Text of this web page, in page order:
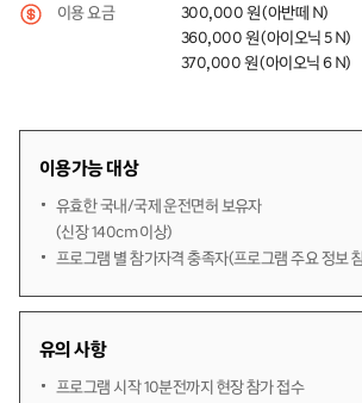
이용 요금 300,000 원 (아반떼 N)
360,000 원 (아이오닉 5 N)
370,000 원 (아이오닉 6 N)
이용가능 대상
유효한 국내/국제 운전면허 보유자
(신장 140cm 이상)
프로그램 별 참가자격 충족자(프로그램 주요 정보
유의 사항
프로그램 시작 10분전까지 현장 참가 접수